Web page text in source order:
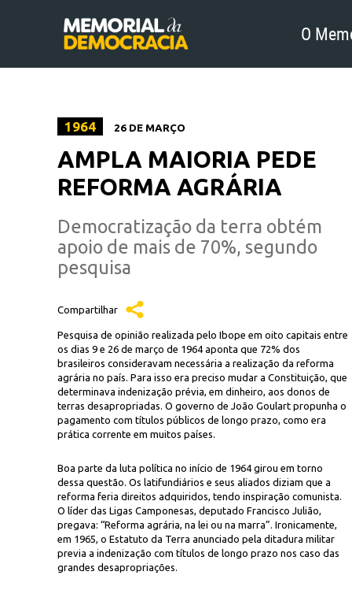
O
1964 26 DE MARÇO
AMPLA MAIORIA PEDE
REFORMA AGRÁRIA
Democratização da terra obtém
apoio de mais de 70%, segundo
pesquisa
Compartilhar
Pesquisa de opinião realizada pelo Ibope em oito capitais entre
os dias 9 e 26 de março de 1964 aponta que 72% dos
brasileiros consideravam necessária a realização da reforma
agrária no país. Para isso era preciso mudar a Constituição, que
determinava indenização prévia, em dinheiro, aos donos de
terras desapropriadas. O governo de João Goulart propunha o
pagamento com títulos públicos de longo prazo, como era
prática corrente em muitos países.
Boa parte da luta política no início de 1964 girou em torno
dessa questão. Os latifundiários e seus aliados diziam que a
reforma feria direitos adquiridos, tendo inspiração comunista.
O líder das Ligas Camponesas, deputado Francisco Julião,
pregava: “Reforma agrária, na lei ou na marra”. Ironicamente,
em 1965, o Estatuto da Terra anunciado pela ditadura militar
previa a indenização com títulos de longo prazo nos caso das
grandes desapropriações.
dos anos 1960